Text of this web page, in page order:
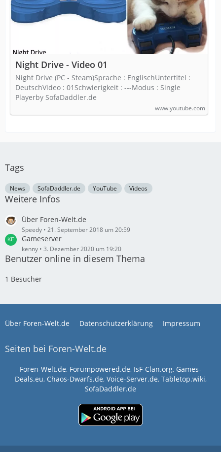
Night Drive - Video 01
Night Drive (PC - Steam)Sprache : EnglischUntertitel :
DeutschVideo : 01Schwierigkeit : ---Modus : Single
Playerby SofaDaddler.de
www.youtube.com
Tags
News SofaDaddler.de YouTube Videos
Weitere Infos
Über Foren-Welt.de
Speedy 21. September 2018 um 20:59
Gameserver
kenny 3. Dezember 2020 um 19:20
Benutzer online in diesem Thema
1 Besucher
Über Foren-Welt.de Datenschutzerklärung Impressum
Seiten bei Foren-Welt.de
Foren-Welt.de, Forumpowered.de, IsF-Clan.org, Games-
Deals.eu, Chaos-Dwarfs.de, Voice-Server.de, Tabletop.wiki,
SofaDaddler.de